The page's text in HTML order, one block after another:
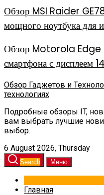
Обзор MSI Raider
мощного ноутбука для
Обзор Motorola Edge
смартфона с дисплеем
Обзор Гаджетов и
технологиях
Подробные обзоры IT,
вам выбрать лучшие
выбор.
6 August 2026, Thursday
Search Меню
Главная